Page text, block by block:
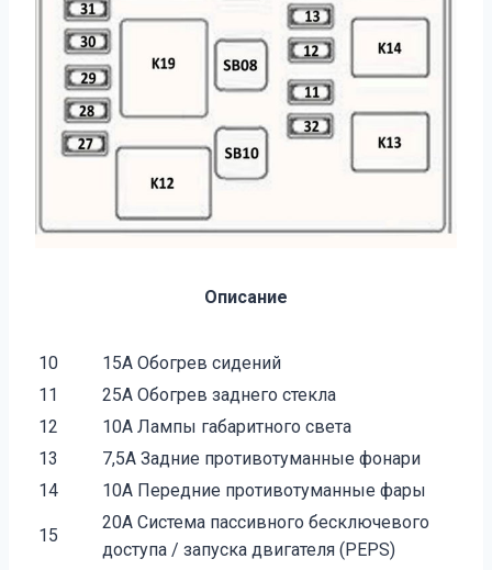
Описание
10
15А Обогрев сидений
11
25А Обогрев заднего стекла
12
10А Лампы габаритного света
13
7,5А Задние противотуманные фонари
14
10А Передние противотуманные фары
15
20А Система пассивного бесключевого
доступа / запуска двигателя (PEPS)